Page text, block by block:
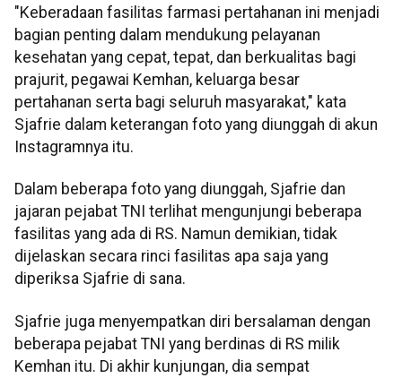
"Keberadaan fasilitas farmasi pertahanan ini menjadi
bagian penting dalam mendukung pelayanan
kesehatan yang cepat, tepat, dan berkualitas bagi
prajurit, pegawai Kemhan, keluarga besar
pertahanan serta bagi seluruh masyarakat," kata
Sjafrie dalam keterangan foto yang diunggah di akun
Instagramnya itu.
Dalam beberapa foto yang diunggah, Sjafrie dan
jajaran pejabat TNI terlihat mengunjungi beberapa
fasilitas yang ada di RS. Namun demikian, tidak
dijelaskan secara rinci fasilitas apa saja yang
diperiksa Sjafrie di sana.
Sjafrie juga menyempatkan diri bersalaman dengan
beberapa pejabat TNI yang berdinas di RS milik
Kemhan itu. Di akhir kunjungan, dia sempat